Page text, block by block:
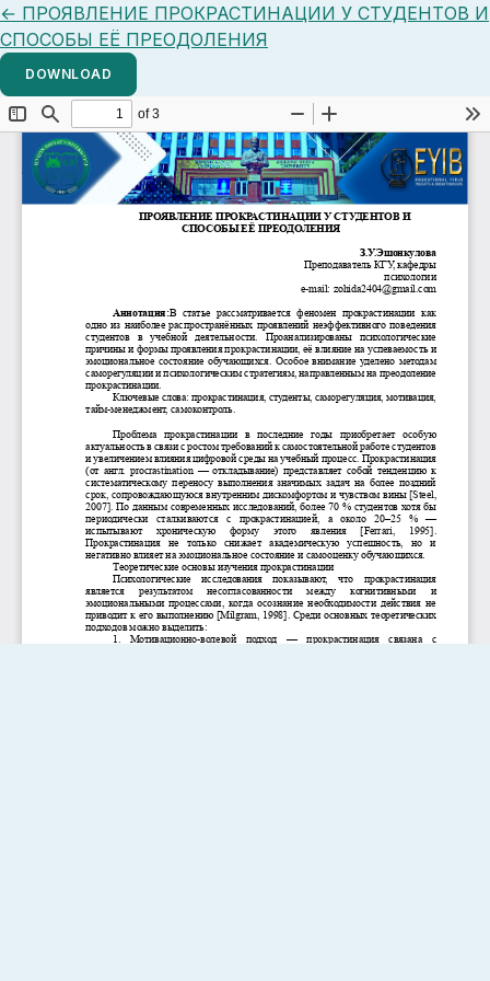
← Return to Article Details
ПРОЯВЛЕНИЕ ПРОКРАСТИНАЦИИ У СТУДЕНТОВ И
СПОСОБЫ ЕЁ ПРЕОДОЛЕНИЯ
DOWNLOAD